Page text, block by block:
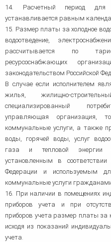
14. Расчетный период для
устанавливается равным
15. Размер платы за холодное
водоотведение,
рассчитывается по
ресурсоснабжающих
законодательством Российской
В случае если исполнителем
жилья, жилищно-
специализированный
управляющая
коммунальные услуги, а также
воды, горячей воды, услуг
газа и тепловой энергии
установленным в соответствии
Федерации и используемым
коммунальные услуги
16. При наличии в помещениях
приборов учета и при
приборов учета размер платы за
исходя из показаний
учета.